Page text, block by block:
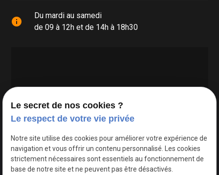
info
Du mardi au samedi
de 09 à 12h et de 14h à 18h30
Google Maps Search API est désactivé.
Le secret de nos cookies ?
Le respect de votre vie privée
Notre site utilise des cookies pour améliorer votre expérience de
navigation et vous offrir un contenu personnalisé. Les cookies
strictement nécessaires sont essentiels au fonctionnement de
base de notre site et ne peuvent pas être désactivés.